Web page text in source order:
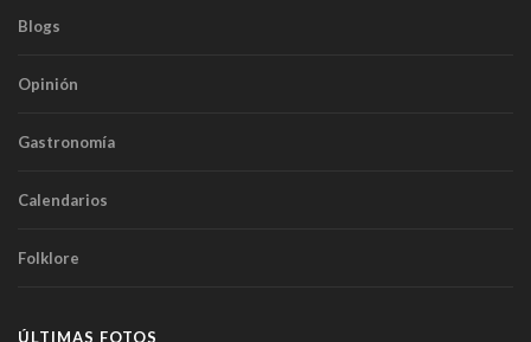
Blogs
Opinión
Gastronomía
Calendarios
Folklore
ÚLTIMAS FOTOS